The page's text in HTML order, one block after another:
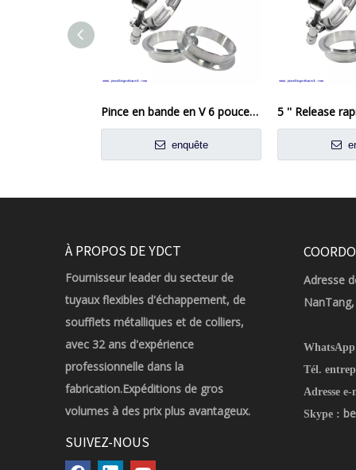
Pince en bande en V 6 pouces avec 304 brides en acier inoxydable Kit de bride en bande en V
enquête
À PROPOS DE YDCT
Fournisseur leader du secteur de
tuyaux flexibles d'échappement, de
soufflets métalliques et de colliers,
avec 32 ans d'expérience
professionnelle dans la
fabrication.Expéditions de gros
volumes à des prix plus avantageux.
SUIVEZ-NOUS
Adresse
Tél.
Adresse
Skype :